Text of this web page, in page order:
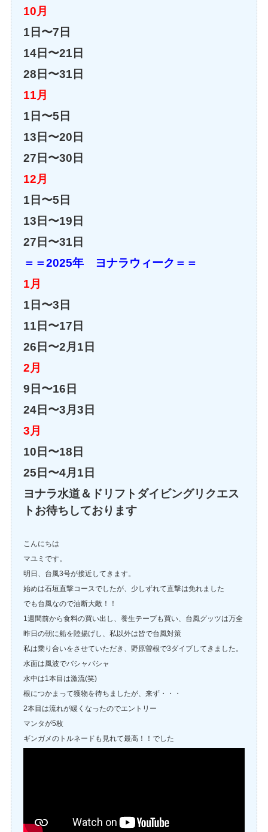
10月
1日〜7日
14日〜21日
28日〜31日
11月
1日〜5日
13日〜20日
27日〜30日
12月
1日〜5日
13日〜19日
27日〜31日
＝＝2025年 ヨナラウィーク＝＝
1月
1日〜3日
11日〜17日
26日〜2月1日
2月
9日〜16日
24日〜3月3日
3月
10日〜18日
25日〜4月1日
ヨナラ水道＆ドリフトダイビングリクエス
トお待ちしております
こんにちは
マユミです。
明日、台風3号が接近してきます。
始めは石垣直撃コースでしたが、少しずれて直撃は免れました
でも台風なので油断大敵！！
1週間前から食料の買い出し、養生テープも買い、台風グッツは万全
昨日の朝に船を陸揚げし、私以外は皆で台風対策
私は乗り合いをさせていただき、野原曽根で3ダイブしてきました。
水面は風波でバシャバシャ
水中は1本目は激流(笑)
根につかまって獲物を待ちましたが、来ず・・・
2本目は流れが緩くなったのでエントリー
マンタが5枚
ギンガメのトルネードも見れて最高！！でした